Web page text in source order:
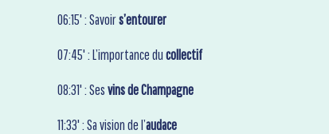
06:15' : Savoirs’entourer
07:45' : L’importance ducollectif
08:31' : Sesvins de Champagne
11:33' : Sa vision de l’audace